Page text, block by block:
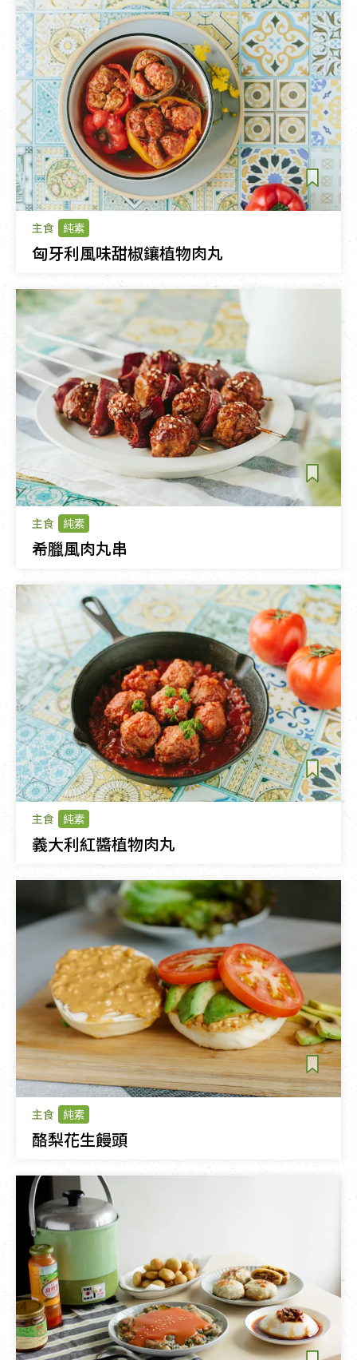
主食 純素
匈牙利風味甜椒鑲植物肉丸
主食 純素
希臘風肉丸串
主食 純素
義大利紅醬植物肉丸
主食 純素
酪梨花生饅頭